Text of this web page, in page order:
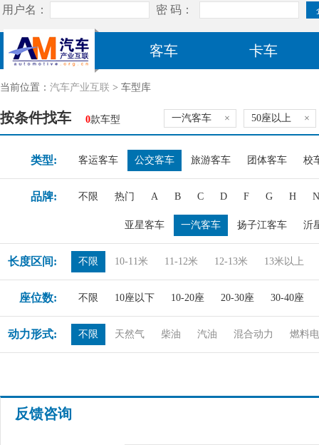
客车 卡车
当前位置： 汽车产业互联 > 车型库
按条件找车 0款车型 一汽客车 × 50座以上 ×
类型: 客运客车 公交客车 旅游客车 团体客车 校
品牌: 不限 热门 A B C D F G H N
亚星客车 一汽客车 扬子江客车 沂
长度区间: 不限 10-11米 11-12米 12-13米 13米以上
座位数: 不限 10座以下 10-20座 20-30座 30-40座
动力形式: 不限 天然气 柴油 汽油 混合动力 燃料
反馈咨询